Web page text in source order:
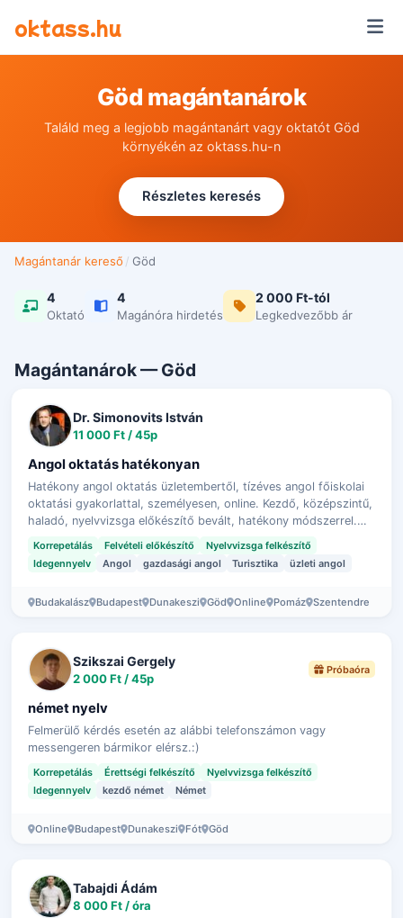
oktass.hu
Göd magántanárok
Találd meg a legjobb magántanárt vagy oktatót Göd
környékén az oktass.hu-n
Részletes keresés
Magántanár kereső / Göd
4
Oktató
4
Magánóra hirdetés
2 000 Ft-tól
Legkedvezőbb ár
Magántanárok — Göd
Dr. Simonovits István
11 000 Ft / 45p
Angol oktatás hatékonyan
Hatékony angol oktatás üzletembertől, tízéves angol főiskolai
oktatási gyakorlattal, személyesen, online. Kezdő, középszintű,
haladó, nyelvvizsga előkészítő bevált, hatékony módszerrel.
Korrepetálás Felvételi előkészítő
Nyelvvizsga felkészítő
Idegennyelv
Angol gazdasági angol Turisztika üzleti angol
Budakalász Budapest Dunakeszi Göd Online Pomáz Szentendre
Szikszai Gergely
2 000 Ft / 45p
Próbaóra
német nyelv
Felmerülő kérdés esetén az alábbi telefonszámon vagy
messengeren bármikor elérsz.:)
Korrepetálás Érettségi felkészítő
Nyelvvizsga felkészítő
Idegennyelv
kezdő német Német
Online Budapest Dunakeszi Fót Göd
Tabajdi Ádám
8 000 Ft / óra